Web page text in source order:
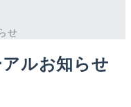
せ
ルお知らせ